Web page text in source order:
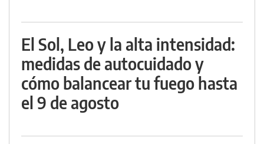
El Sol, Leo y la alta intensidad:
medidas de autocuidado y
cómo balancear tu fuego hasta
el 9 de agosto